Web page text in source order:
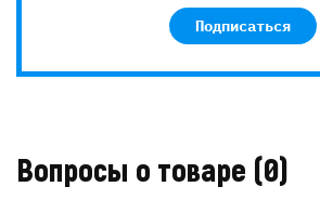
Подписаться
Вопросы о товаре (0)